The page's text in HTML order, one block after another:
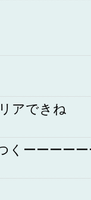
アできね
くーーーー